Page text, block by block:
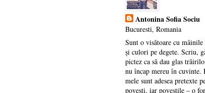
Antonina Sofia Sociu
Bucuresti, Romania
Sunt o visătoare cu
și culori pe degete. Scriu,
pictez ca să dau glas
nu încap mereu în cuvinte.
mele sunt adesea pretexte
povești, iar poveștile – o